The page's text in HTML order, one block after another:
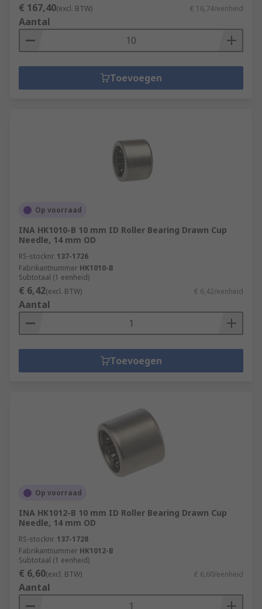
€ 167,40(excl. BTW) € 16,74/eenheid
Aantal
Toevoegen
Op voorraad
INA HK1010-B 10 mm ID Roller Bearing Drawn Cup
Needle, 14 mm OD
RS-stocknr. 137-1726
Fabrikantnummer HK1010-B
Subtotaal (1 eenheid)
€ 6,42(excl. BTW) € 6,42/eenheid
Aantal
Toevoegen
Op voorraad
INA HK1012-B 10 mm ID Roller Bearing Drawn Cup
Needle, 14 mm OD
RS-stocknr. 137-1728
Fabrikantnummer HK1012-B
Subtotaal (1 eenheid)
€ 6,60(excl. BTW) € 6,60/eenheid
Aantal